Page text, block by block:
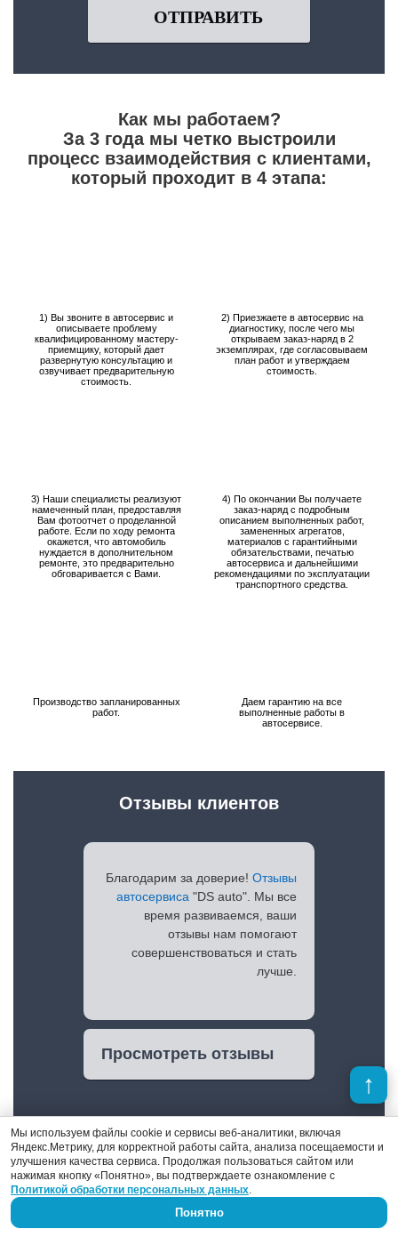
ОТПРАВИТЬ
Как мы работаем?
За 3 года мы четко выстроили
процесс взаимодействия с клиентами,
который проходит в 4 этапа:
1) Вы звоните в автосервис и
описываете проблему
квалифицированному мастеру-
приемщику, который дает
развернутую консультацию и
озвучивает предварительную
стоимость.
2) Приезжаете в автосервис на
диагностику, после чего мы
открываем заказ-наряд в 2
экземплярах, где согласовываем
план работ и утверждаем
стоимость.
3) Наши специалисты реализуют
намеченный план, предоставляя
Вам фотоотчет о проделанной
работе. Если по ходу ремонта
окажется, что автомобиль
нуждается в дополнительном
ремонте, это предварительно
обговаривается с Вами.
4) По окончании Вы получаете
заказ-наряд с подробным
описанием выполненных работ,
замененных агрегатов,
материалов с гарантийными
обязательствами, печатью
автосервиса и дальнейшими
рекомендациями по эксплуатации
транспортного средства.
Производство запланированных
работ.
Даем гарантию на все
выполненные работы в
автосервисе.
Благодарим за доверие! Отзывы
автосервиса "DS auto". Мы все
время развиваемся, ваши
отзывы нам помогают
совершенствоваться и стать
лучше.
Просмотреть отзывы
Отзывы клиентов
Мы используем файлы cookie и сервисы веб-аналитики, включая
Яндекс.Метрику, для корректной работы сайта, анализа посещаемости и
улучшения качества сервиса. Продолжая пользоваться сайтом или
нажимая кнопку «Понятно», вы подтверждаете ознакомление с
Политикой обработки персональных данных.
Понятно